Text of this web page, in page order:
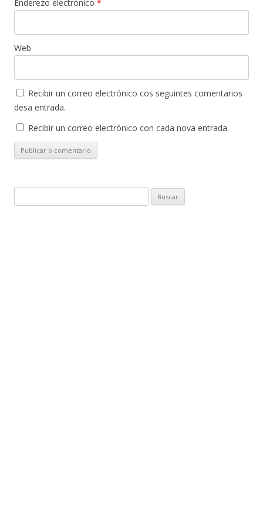
Enderezo electrónico *
Web
Recibir un correo electrónico cos seguintes comentarios
desa entrada.
Recibir un correo electrónico con cada nova entrada.